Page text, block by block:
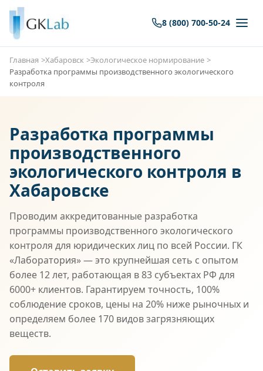
8 (800) 700-50-24
Главная Хабаровск
Экологическое нормирование
Разработка программы производственного экологического
контроля
Разработка программы
производственного
экологического контроля в
Хабаровске
Проводим аккредитованные разработка
программы производственного экологического
контроля для юридических лиц по всей России. ГК
«Лаборатория» — это крупнейшая сеть с опытом
более 12 лет, работающая в 83 субъектах РФ для
6000+ клиентов. Гарантируем точность, 100%
соблюдение сроков, цены на 20% ниже рыночных и
определяем более 170 видов загрязняющих
веществ.